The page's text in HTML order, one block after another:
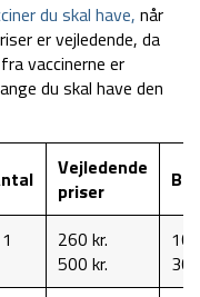
du skal have, når
er vejledende, da
vaccinerne er
du skal have den
Vejledende
priser
260 kr.
500 kr.
10
30